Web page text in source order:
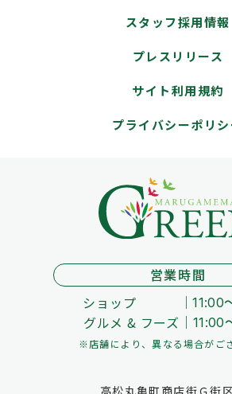
スタッフ採用情報
プレスリリース
サイト利用規約
プライバシーポリシ
営業時間
ショップ
11:00
グルメ & フーズ 11:00
※店舗により、異なる場合がご
高松丸亀町商店街Ｇ街